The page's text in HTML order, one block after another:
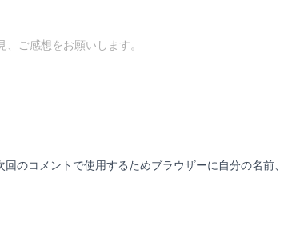
、ご感想をお願いします。
回のコメントで使用するためブラウザーに自分の名前